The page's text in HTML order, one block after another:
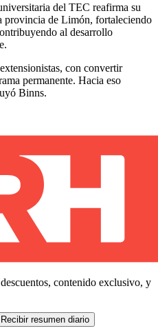
del TEC reafirma su
provincia de Limón, fortaleciendo
al desarrollo
con convertir
permanente. Hacia eso
Binns.
contenido exclusivo, y
Recibir resumen diario